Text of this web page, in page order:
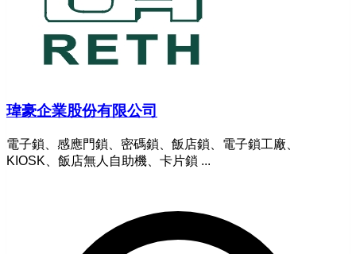
瑋豪企業股份有限公司
電子鎖、感應門鎖、密碼鎖、飯店鎖、電子鎖工廠、
KIOSK、飯店無人自助機、卡片鎖 ...